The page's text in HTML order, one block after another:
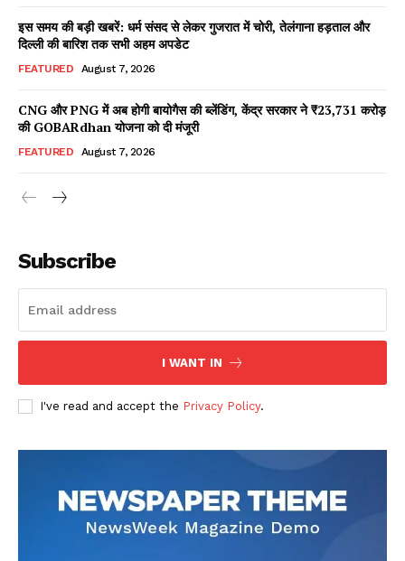
Facebook
X WhatsApp
Share
Read Latest News on AIN
NEWS 1 App
इस समय की बड़ी खबरें: धर्म संसद से लेकर गुजरात में चोरी, तेलंगाना हड़ताल और
दिल्ली की बारिश तक सभी अहम अपडेट
FEATURED August 7, 2026
CNG और PNG में अब होगी बायोगैस की ब्लेंडिंग, केंद्र सरकार ने ₹23,731 करोड़
की GOBARdhan योजना को दी मंजूरी
FEATURED August 7, 2026
Subscribe
I WANT IN
I've read and accept the Privacy Policy.